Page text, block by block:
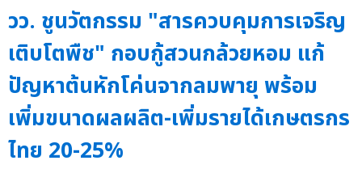
วว. ชูนวัตกรรม "สารควบคุมการเจริญ
เติบโตพืช" กอบกู้สวนกล้วยหอม แก้
ปัญหาต้นหักโค่นจากลมพายุ พร้อม
เพิ่มขนาดผลผลิต-เพิ่มรายได้เกษตรกร
ไทย 20-25%